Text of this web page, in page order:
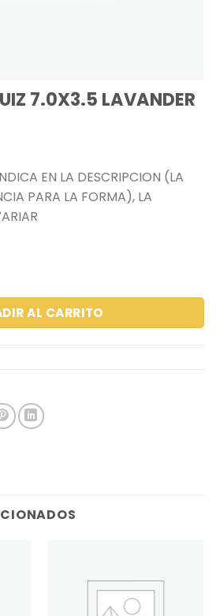
7.0X3.5 LAVANDER
EN LA DESCRIPCION (LA
PARA LA FORMA), LA
LAVANDER cantidad
AL CARRITO